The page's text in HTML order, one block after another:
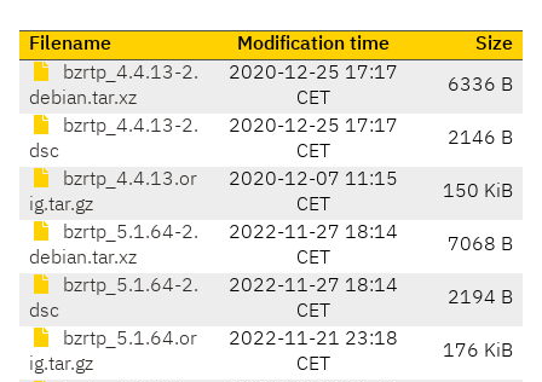
Filename Modification time
Size
bzrtp_4.4.13-2.
debian.tar.xz
2020-12-25 17:17
CET
6336 B
bzrtp_4.4.13-2.
dsc
2020-12-25 17:17
CET
2146 B
bzrtp_4.4.13.or
ig.tar.gz
2020-12-07 11:15
CET
150 KiB
bzrtp_5.1.64-2.
debian.tar.xz
2022-11-27 18:14
CET
7068 B
bzrtp_5.1.64-2.
dsc
2022-11-27 18:14
CET
2194 B
bzrtp_5.1.64.or
ig.tar.gz
2022-11-21 23:18
CET
176 KiB